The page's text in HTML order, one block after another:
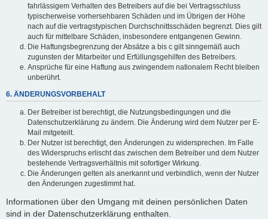
fahrlässigem Verhalten des Betreibers auf die bei Vertragsschluss
typischerweise vorhersehbaren Schäden und im Übrigen der Höhe
nach auf die vertragstypischen Durchschnittsschäden begrenzt. Dies gilt
auch für mittelbare Schäden, insbesondere entgangenen Gewinn.
Die Haftungsbegrenzung der Absätze a bis c gilt sinngemäß auch
zugunsten der Mitarbeiter und Erfüllungsgehilfen des Betreibers.
Ansprüche für eine Haftung aus zwingendem nationalem Recht bleiben
unberührt.
6. ÄNDERUNGSVORBEHALT
Der Betreiber ist berechtigt, die Nutzungsbedingungen und die
Datenschutzerklärung zu ändern. Die Änderung wird dem Nutzer per E-
Mail mitgeteilt.
Der Nutzer ist berechtigt, den Änderungen zu widersprechen. Im Falle
des Widerspruchs erlischt das zwischen dem Betreiber und dem Nutzer
bestehende Vertragsverhältnis mit sofortiger Wirkung.
Die Änderungen gelten als anerkannt und verbindlich, wenn der Nutzer
den Änderungen zugestimmt hat.
Informationen über den Umgang mit deinen persönlichen Daten
sind in der Datenschutzerklärung enthalten.